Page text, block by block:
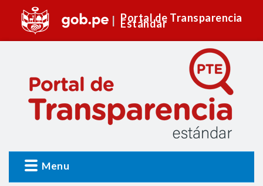
Portal de Transparencia
Estándar
Menu